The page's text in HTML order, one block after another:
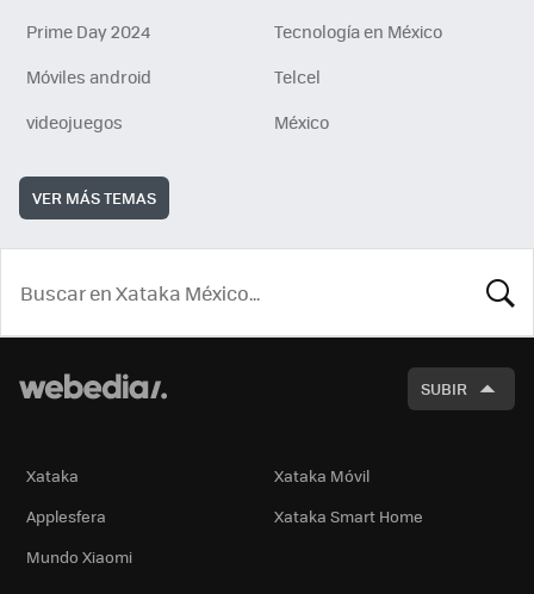
Prime Day 2024
Tecnología en México
Móviles android
Telcel
videojuegos
México
VER MÁS TEMAS
SUBIR
Xataka
Xataka Móvil
Applesfera
Xataka Smart Home
Mundo Xiaomi